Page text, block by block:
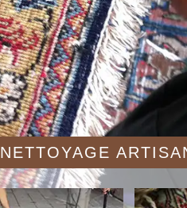
NETTOYAGE